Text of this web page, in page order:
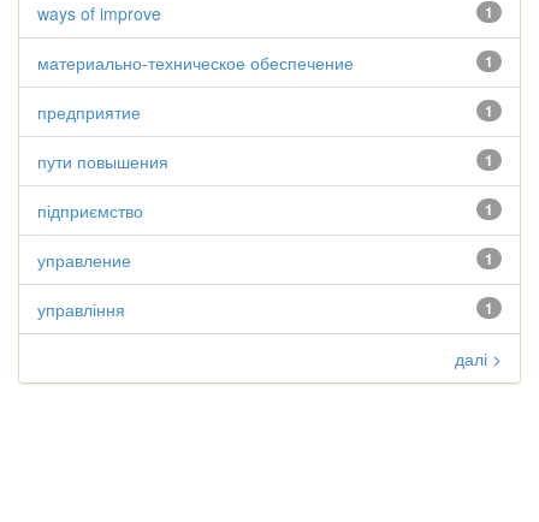
1
ways of improve
1
материально-техническое обеспечение
1
предприятие
1
пути повышения
1
підприємство
1
управление
1
управління
далі >